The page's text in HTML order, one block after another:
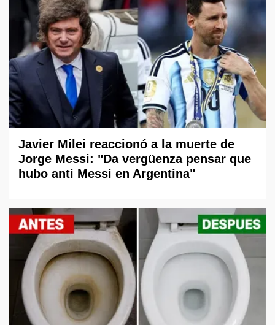
Javier Milei reaccionó a la muerte de
Jorge Messi: "Da vergüenza pensar que
hubo anti Messi en Argentina"